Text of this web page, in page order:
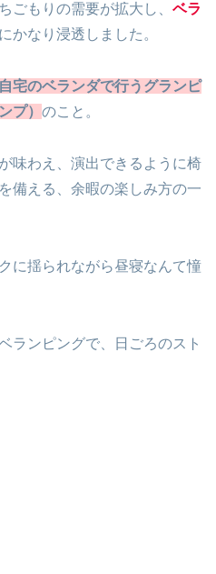
ごもりの需要が拡大し、 ベラ
かなり浸透しました。
自宅のベランダで行うグランピ
プ） のこと。
味わえ、演出できるように椅
備える、余暇の楽しみ方の一
に揺られながら昼寝なんて憧
ランピングで、日ごろのスト